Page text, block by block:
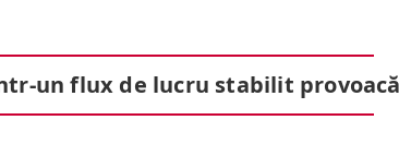
un flux de lucru sta­bilit